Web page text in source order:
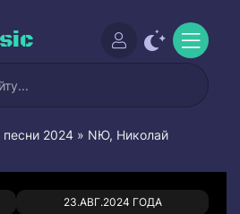
песни 2024 » NЮ, Николай
23.АВГ.2024 ГОДА
0 0